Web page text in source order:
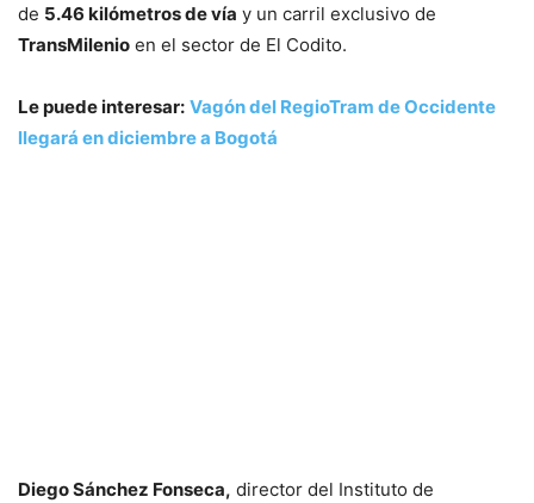
de 5.46 kilómetros de vía y un carril exclusivo de
TransMilenio en el sector de El Codito.
Le puede interesar: Vagón del RegioTram de Occidente
llegará en diciembre a Bogotá
Diego Sánchez Fonseca, director del Instituto de